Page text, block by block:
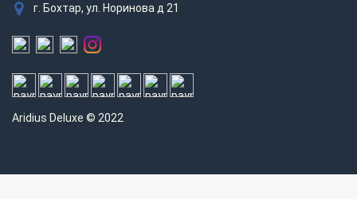
г. Бохтар, ул. Норинова д 21
Aridius Deluxe © 2022